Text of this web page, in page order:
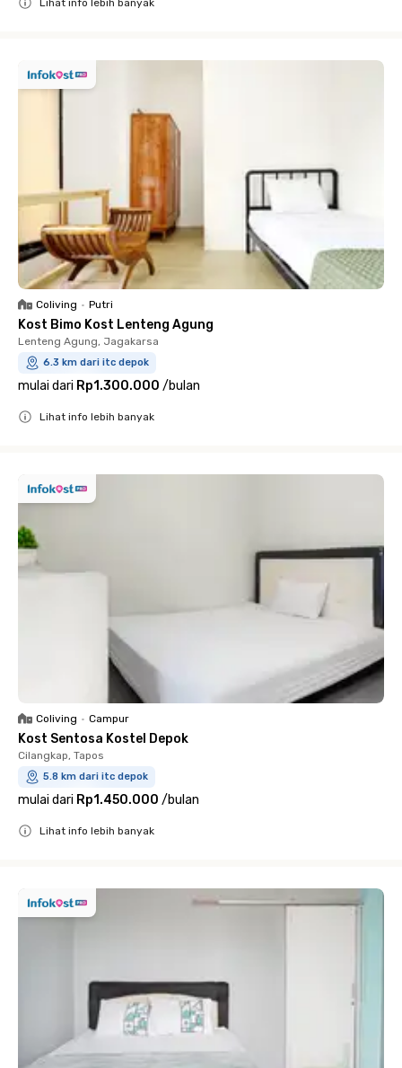
Lihat info lebih banyak
Coliving • Putri
Kost Bimo Kost Lenteng Agung
Lenteng Agung, Jagakarsa
6.3 km dari itc depok
mulai dari Rp1.300.000 /bulan
Lihat info lebih banyak
Coliving • Campur
Kost Sentosa Kostel Depok
Cilangkap, Tapos
5.8 km dari itc depok
mulai dari Rp1.450.000 /bulan
Lihat info lebih banyak